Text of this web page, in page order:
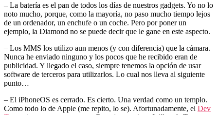
– La batería es el pan de todos los días de nuestros gadgets. Yo no lo
noto mucho, porque, como la mayoría, no paso mucho tiempo lejos
de un ordenador, un enchufe o un coche. Pero por poner un
ejemplo, la Diamond no se puede decir que le gane en este aspecto.
– Los MMS los utilizo aun menos (y con diferencia) que la cámara.
Nunca he enviado ninguno y los pocos que he recibido eran de
publicidad. Y llegado el caso, siempre tenemos la opción de usar
software de terceros para utilizarlos. Lo cual nos lleva al siguiente
punto…
– El iPhoneOS es cerrado. Es cierto. Una verdad como un templo.
Como todo lo de Apple (me repito, lo se). Afortunadamente, el Dev